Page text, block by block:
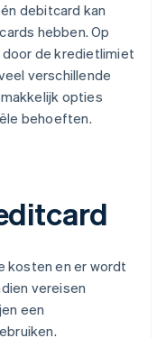
debitcard kan
hebben. Op
de kredietlimiet
verschillende
opties
behoeften.
kosten en er wordt
vereisen
een